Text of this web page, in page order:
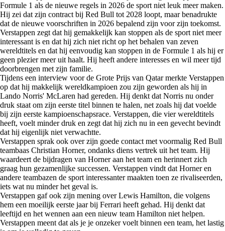
Formule 1 als de nieuwe regels in 2026 de sport niet leuk meer maken.
Hij zei dat zijn contract bij Red Bull tot 2028 loopt, maar benadrukte
dat de nieuwe voorschriften in 2026 bepalend zijn voor zijn toekomst.
Verstappen zegt dat hij gemakkelijk kan stoppen als de sport niet meer
interessant is en dat hij zich niet richt op het behalen van zeven
wereldtitels en dat hij eenvoudig kan stoppen in de Formule 1 als hij er
geen plezier meer uit haalt. Hij heeft andere interesses en wil meer tijd
doorbrengen met zijn familie.
Tijdens een interview voor de Grote Prijs van Qatar merkte Verstappen
op dat hij makkelijk wereldkampioen zou zijn geworden als hij in
Lando Norris' McLaren had gereden. Hij denkt dat Norris nu onder
druk staat om zijn eerste titel binnen te halen, net zoals hij dat voelde
bij zijn eerste kampioenschapsrace. Verstappen, die vier wereldtitels
heeft, voelt minder druk en zegt dat hij zich nu in een gevecht bevindt
dat hij eigenlijk niet verwachtte.
Verstappen sprak ook over zijn goede contact met voormalig Red Bull
teambaas Christian Horner, ondanks diens vertrek uit het team. Hij
waardeert de bijdragen van Horner aan het team en herinnert zich
graag hun gezamenlijke successen. Verstappen vindt dat Horner en
andere teambazen de sport interessanter maakten toen ze rivaliseerden,
iets wat nu minder het geval is.
Verstappen gaf ook zijn mening over Lewis Hamilton, die volgens
hem een moeilijk eerste jaar bij Ferrari heeft gehad. Hij denkt dat
leeftijd en het wennen aan een nieuw team Hamilton niet helpen.
Verstappen meent dat als je je onzeker voelt binnen een team, het lastig